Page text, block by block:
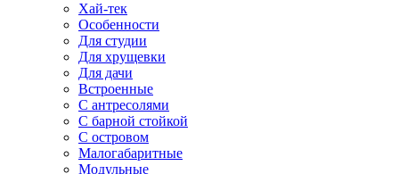
Хай-тек
Особенности
Для студии
Для хрущевки
Для дачи
Встроенные
С антресолями
С барной стойкой
С островом
Малогабаритные
Модульные